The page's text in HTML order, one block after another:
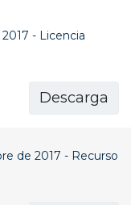
- Licencia
Descarga
de 2017 - Recurso